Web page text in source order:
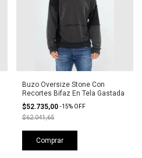
Buzo Oversize Stone Con
Recortes Bifaz En Tela Gastada
$52.735,00 -15% OFF
$62.041,65
Comprar